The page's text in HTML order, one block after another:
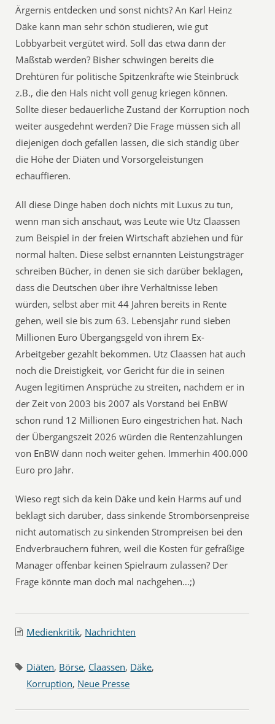
Ärgernis entdecken und sonst nichts? An Karl Heinz
Däke kann man sehr schön studieren, wie gut
Lobbyarbeit vergütet wird. Soll das etwa dann der
Maßstab werden? Bisher schwingen bereits die
Drehtüren für politische Spitzenkräfte wie Steinbrück
z.B., die den Hals nicht voll genug kriegen können.
Sollte dieser bedauerliche Zustand der Korruption noch
weiter ausgedehnt werden? Die Frage müssen sich all
diejenigen doch gefallen lassen, die sich ständig über
die Höhe der Diäten und Vorsorgeleistungen
echauffieren.
All diese Dinge haben doch nichts mit Luxus zu tun,
wenn man sich anschaut, was Leute wie Utz Claassen
zum Beispiel in der freien Wirtschaft abziehen und für
normal halten. Diese selbst ernannten Leistungsträger
schreiben Bücher, in denen sie sich darüber beklagen,
dass die Deutschen über ihre Verhältnisse leben
würden, selbst aber mit 44 Jahren bereits in Rente
gehen, weil sie bis zum 63. Lebensjahr rund sieben
Millionen Euro Übergangsgeld von ihrem Ex-
Arbeitgeber gezahlt bekommen. Utz Claassen hat auch
noch die Dreistigkeit, vor Gericht für die in seinen
Augen legitimen Ansprüche zu streiten, nachdem er in
der Zeit von 2003 bis 2007 als Vorstand bei EnBW
schon rund 12 Millionen Euro eingestrichen hat. Nach
der Übergangszeit 2026 würden die Rentenzahlungen
von EnBW dann noch weiter gehen. Immerhin 400.000
Euro pro Jahr.
Wieso regt sich da kein Däke und kein Harms auf und
beklagt sich darüber, dass sinkende Strombörsenpreise
nicht automatisch zu sinkenden Strompreisen bei den
Endverbrauchern führen, weil die Kosten für gefräßige
Manager offenbar keinen Spielraum zulassen? Der
Frage könnte man doch mal nachgehen…;)
Medienkritik, Nachrichten
Diäten, Börse, Claassen, Däke,
Korruption, Neue Presse